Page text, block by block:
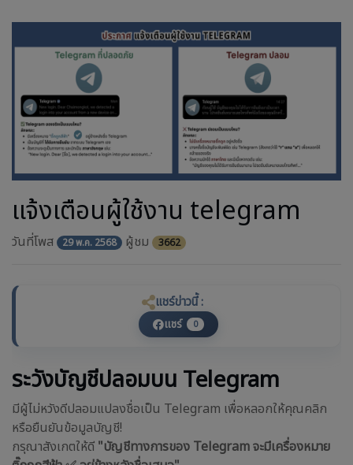
แจ้งเตือนผู้ใช้งาน telegram
วันที่โพส 29 พ.ค. 2568 ผู้ชม 3662
แชร์ข่าวนี้ :
แชร์ 0
ระวังบัญชีปลอมบน Telegram
มีผู้ไม่หวังดีปลอมแปลงชื่อเป็น Telegram เพื่อหลอกให้คุณคลิก
หรือยืนยันข้อมูลบัญชี!
กรุณาสังเกตให้ดี "บัญชีทางการของ Telegram จะมีเครื่องหมาย